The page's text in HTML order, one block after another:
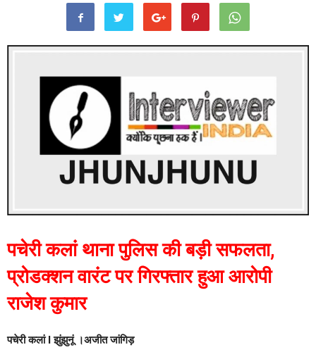
पचेरी कलां थाना पुलिस की बड़ी सफलता,
प्रोडक्शन वारंट पर गिरफ्तार हुआ आरोपी
राजेश कुमार
पचेरी कलां I झुंझुनूं ।अजीत जांगिड़